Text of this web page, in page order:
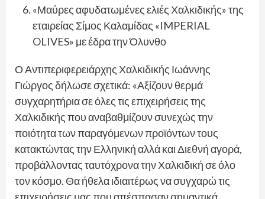
«Μαύρες αφυδατωμένες ελιές Χαλκιδικής» της
εταιρείας Σίμος Καλαμίδας «IMPERIAL
OLIVES» με έδρα την Όλυνθο
Ο Αντιπεριφερειάρχης Χαλκιδικής Ιωάννης
Γιώργος δήλωσε σχετικά: «Αξίζουν θερμά
συγχαρητήρια σε όλες τις επιχειρήσεις της
Χαλκιδικής που αναβαθμίζουν συνεχώς την
ποιότητα των παραγόμενων προϊόντων τους
κατακτώντας την Ελληνική αλλά και Διεθνή αγορά,
προβάλλοντας ταυτόχρονα την Χαλκιδική σε όλο
τον κόσμο. Θα ήθελα ιδιαιτέρως να συγχαρώ τις